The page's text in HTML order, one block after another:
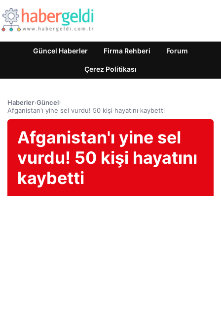
Güncel Haberler Firma Rehberi Forum
Çerez Politikası
Haberler›Güncel›
Afganistan'ı yine sel vurdu! 50 kişi hayatını kaybetti
Afganistan'ı yine sel
vurdu! 50 kişi hayatını
kaybetti